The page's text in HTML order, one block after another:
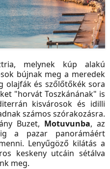
melynek kúp alakú
bújnak meg a meredek
olajfák és szőlőtőkék sora
"horvát Toszkánának" is
kisvárosok és idilli
számos szórakozásra.
Buzet, Motuvunba, az
a pazar panorámáért
Lenyűgöző kilátás a
keskeny utcáin sétálva
meg.